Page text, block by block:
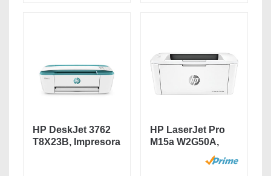
HP DeskJet 3762
T8X23B, Impresora
HP LaserJet Pro
M15a W2G50A,
Impresora A4...